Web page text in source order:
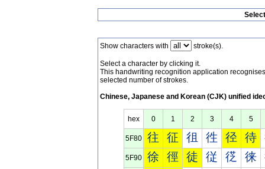
Show characters with stroke(s).
Select a character by clicking it.
This handwriting recognition application
selected number of strokes.
Chinese, Japanese and Korean (CJK) unified
hex 0 1 2 3 4 5
5F80 往 征 徂 徃 径 待
5F90 徐 徑 徒 従 徔 徕